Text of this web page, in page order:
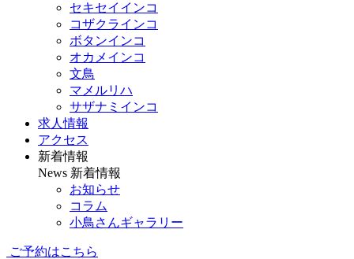
セキセイインコ
コザクラインコ
ボタンインコ
オカメインコ
文鳥
マメルリハ
サザナミインコ
求人情報
アクセス
新着情報
News 新着情報
お知らせ
コラム
小鳥さんギャラリー
ご予約はこちら